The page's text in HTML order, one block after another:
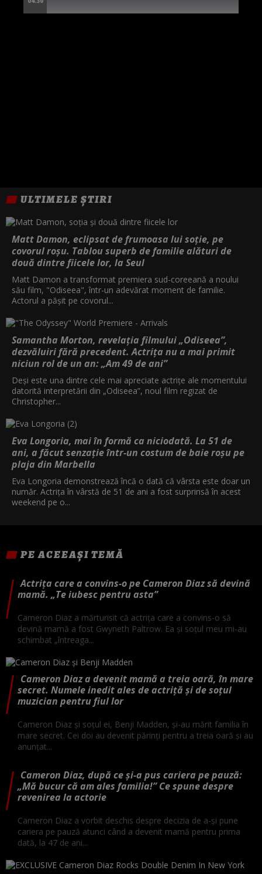
ULTIMELE ȘTIRI
Matt Damon, eclipsat de frumoasa lui soție, pe
covorul roșu. Tablou superb de familie alături de
două dintre fiicele lor, la Seul
Matt Damon a transformat premiera sud-coreeană a noului
său film, "Odiseea", într-un adevărat moment de familie.
Actorul a pășit pe covorul...
Samantha Morton, revelația filmului „Odiseea”,
dezvăluiri fără precedent. Actrița nu a mai primit
niciun rol de un an: „Am 49 de ani”
Deși este una dintre cele mai apreciate actrițe ale momentului
datorită interpretării din „Odiseea”, noul film regizat de
Christopher...
Eva Longoria, mai în formă ca niciodată. La 51 de
ani, a făcut senzație într-un costum de baie roșu pe
plaja din Marbella
Eva Longoria demonstrează încă o dată că vârsta este doar un
număr. Actrița în vârstă de 51 de ani a fost surprinsă în acest
weekend pe o...
PE ACEEAȘI TEMĂ
Actrița care a convins-o pe Cameron Diaz să devină
mamă. „Te iubesc pentru asta”
Cameron Diaz a mărturisit că actrița care a convins-o să
devină mamă a fost Gwyneth Paltrow. Ea și soțul meu mi-au
schimbat „întreaga...
Cameron Diaz a devenit mamă a treia oară, în mare
secret. Numele inedit ales de actriță și de soțul
muzician pentru fiul lor
Cameron Diaz și soțul ei, Benji Madden, și-au mărit familia în
mare secret. Cei doi au devenit părinți pentru a treia oară și au
anunțat...
Cameron Diaz, după ce și-a pus cariera pe pauză:
„Mă bucur că am ales familia!” Ce spune despre
revenirea la actorie
Cameron Diaz a vorbit deschis despre decizia de a-și pune
cariera pe pauză atunci când a devenit mamă pentru prima
dată, la 47 de ani...